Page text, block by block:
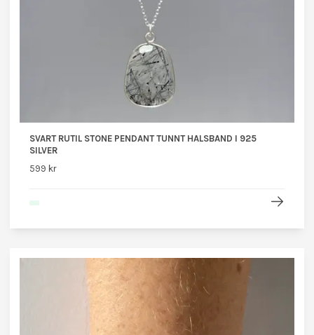
SVART RUTIL STONE PENDANT TUNNT HALSBAND I 925
SILVER
599 kr